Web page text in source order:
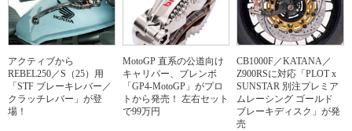
アクティブから
REBEL250／S（25）用
「STF ブレーキレバー／
クラッチレバー」が登
場！
MotoGP 直系の公道向け
キャリパー、ブレンボ
「GP4-MotoGP」がプロ
トから発売！ 左右セット
で99万円
CB1000F／KATANA／
Z900RSに対応「PLOT x
SUNSTAR 別注プレミア
ムレーシング ゴールド
ブレーキディスク」が発
売